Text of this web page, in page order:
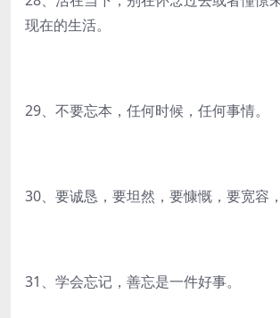
现在的生活。
29、不要忘本，任何时候，任何事情。
30、要诚恳，要坦然，要慷慨，要宽容
31、学会忘记，善忘是一件好事。